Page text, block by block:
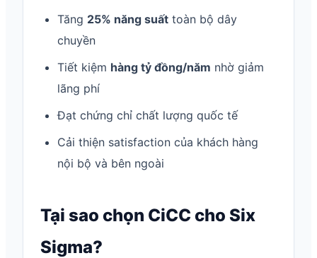
Tăng 25% năng suất toàn bộ dây
chuyền
Tiết kiệm hàng tỷ đồng/năm nhờ giảm
lãng phí
Đạt chứng chỉ chất lượng quốc tế
Cải thiện satisfaction của khách hàng
nội bộ và bên ngoài
Tại sao chọn CiCC cho Six
Sigma?